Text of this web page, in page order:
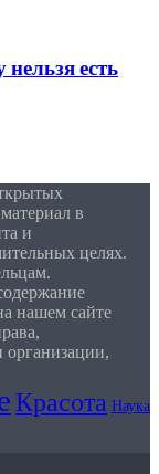
есть
в
и
целях.
нашем сайте
Красота Наука